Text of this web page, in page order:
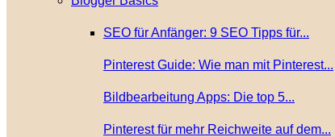
SEO für Anfänger: 9 SEO Tipps für...
Pinterest Guide: Wie man mit Pinterest...
Bildbearbeitung Apps: Die top 5...
Pinterest für mehr Reichweite auf dem...